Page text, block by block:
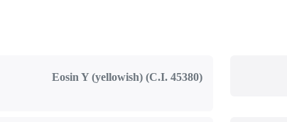
Eosin Y (yellowish) (C.I. 45380)